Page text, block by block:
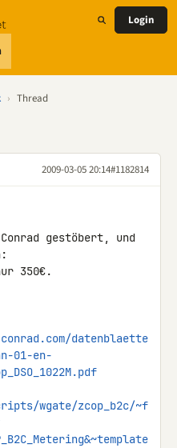
Login
› Thread
2009-03-05 20:14#1182814
gestöbert, und
350€.
datenblaette
01-en-
wgate/zcop_b2c/~f